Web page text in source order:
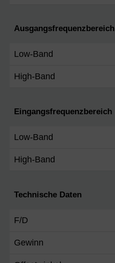
Ausgangsfrequenzbereich
Low-Band
High-Band
Eingangsfrequenzbereich
Low-Band
High-Band
Technische Daten
F/D
Gewinn